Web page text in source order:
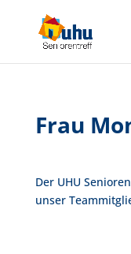
Frau
Der UHU
unser